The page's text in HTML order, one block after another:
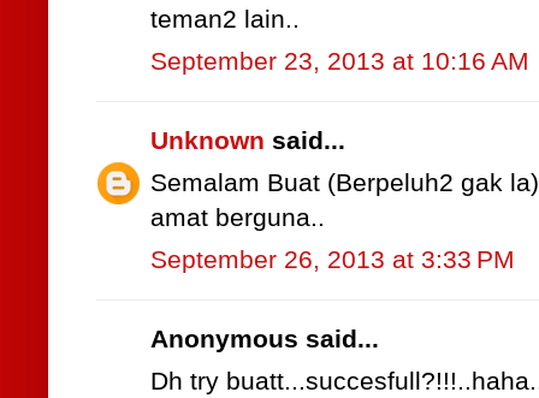
teman2 lain..
September 23, 2013 at 10:16 AM
Unknown said...
Semalam Buat (Berpeluh2 gak
amat berguna..
September 26, 2013 at 3:33 PM
Anonymous said...
Dh try